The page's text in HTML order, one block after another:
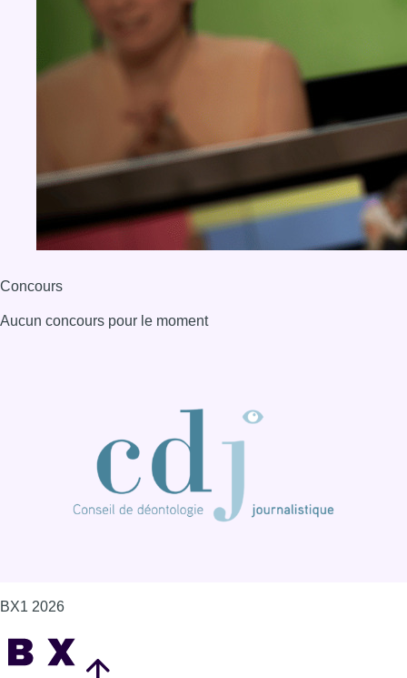
Concours
Aucun concours pour le moment
BX1 2026